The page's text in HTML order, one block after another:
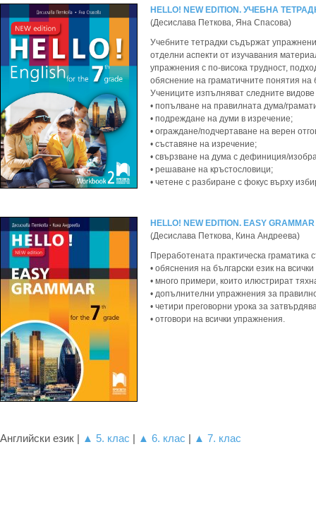
HELLO! NEW EDITION. УЧЕБНА
(Десислава Петкова, Яна Спасова)
Учебните тетрадки съдържат
отделни аспекти от изучавания
упражнения с по-висока трудност,
обяснение на граматичните понятия на
Учениците изпълняват следните видове
• попълване на правилната дума/
• подреждане на думи в изречение;
• ограждане/подчертаване на верен
• съставяне на изречение;
• свързване на дума с дефиниция/
• решаване на кръстословици;
• четене с разбиране с фокус върху
HELLO! NEW EDITION. EASY
(Десислава Петкова, Кина Андреева)
Преработената практическа граматика
• обяснения на български език на
• много примери, които илюстрират
• допълнителни упражнения за
• четири преговорни урока за
• отговори на всички упражнения.
Английски език | ▲ 5. клас | ▲ 6. клас | ▲ 7. клас